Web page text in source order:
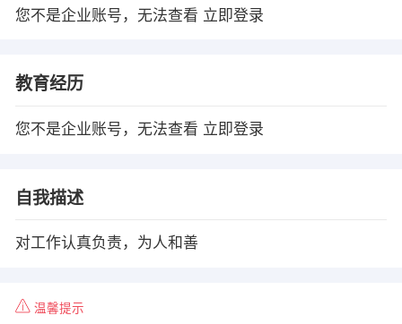
您不是企业账号，无法查看 立即登录
教育经历
您不是企业账号，无法查看 立即登录
自我描述
对工作认真负责，为人和善
温馨提示